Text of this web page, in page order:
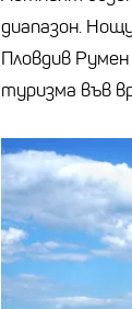
диапазон.
Пловдив
туризма във